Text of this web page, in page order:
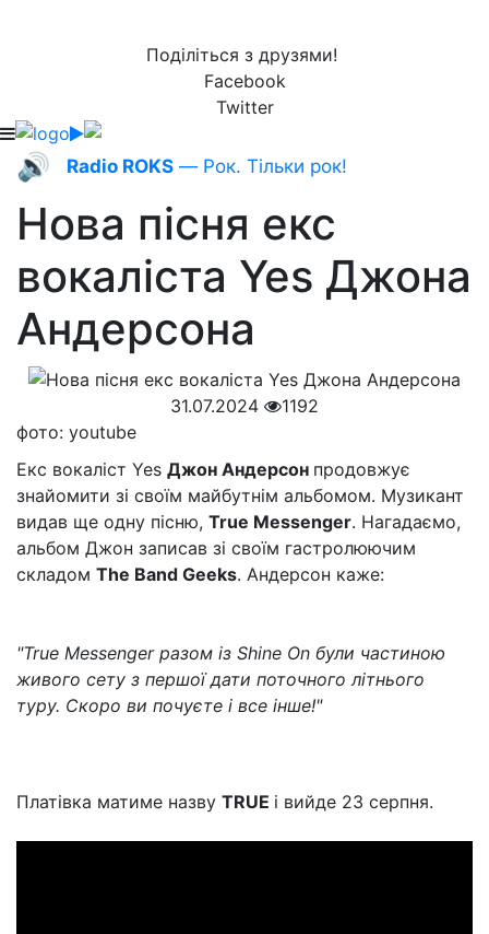
Поділіться з друзями!
Facebook
Twitter
🔊 Radio ROKS — Рок. Тільки рок!
Нова пісня екс
вокаліста Yes Джона
Андерсона
31.07.2024
1192
фото: youtube
Екс вокаліст Yes Джон Андерсон продовжує
знайомити зі своїм майбутнім альбомом. Музикант
видав ще одну пісню, True Messenger. Нагадаємо,
альбом Джон записав зі своїм гастролюючим
складом The Band Geeks. Андерсон каже:
"True Messenger разом із Shine On були частиною
живого сету з першої дати поточного літнього
туру. Скоро ви почуєте і все інше!"
Платівка матиме назву TRUE і вийде 23 серпня.